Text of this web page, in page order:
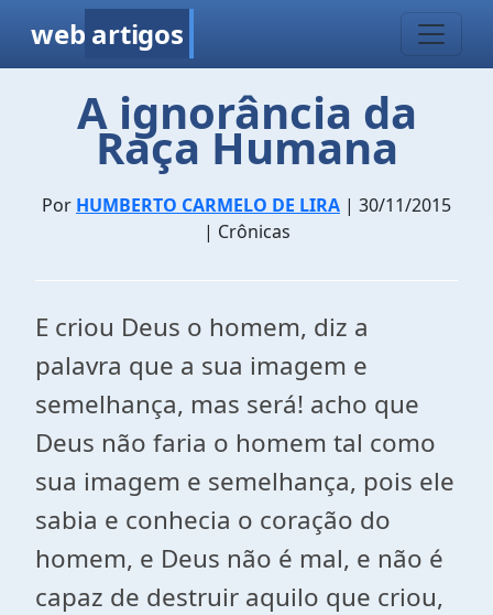
web artigos
A ignorância da
Raça Humana
Por HUMBERTO CARMELO DE LIRA | 30/11/2015
| Crônicas
E criou Deus o homem, diz a
palavra que a sua imagem e
semelhança, mas será! acho que
Deus não faria o homem tal como
sua imagem e semelhança, pois ele
sabia e conhecia o coração do
homem, e Deus não é mal, e não é
capaz de destruir aquilo que criou,